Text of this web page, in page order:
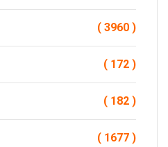
( 3960 )
( 172 )
( 182 )
( 1677 )